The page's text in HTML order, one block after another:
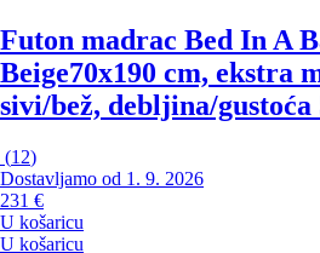
Futon madrac Bed In A
Beige70x190 cm, ekstra
sivi/bež, debljina/gustoća
(12)
Dostavljamo od 1. 9. 2026
231 €
U košaricu
U košaricu